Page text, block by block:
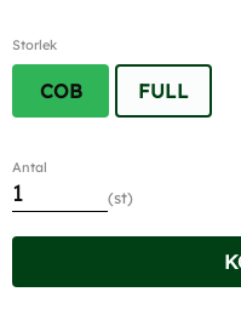
Storlek
COB FULL
Antal
st